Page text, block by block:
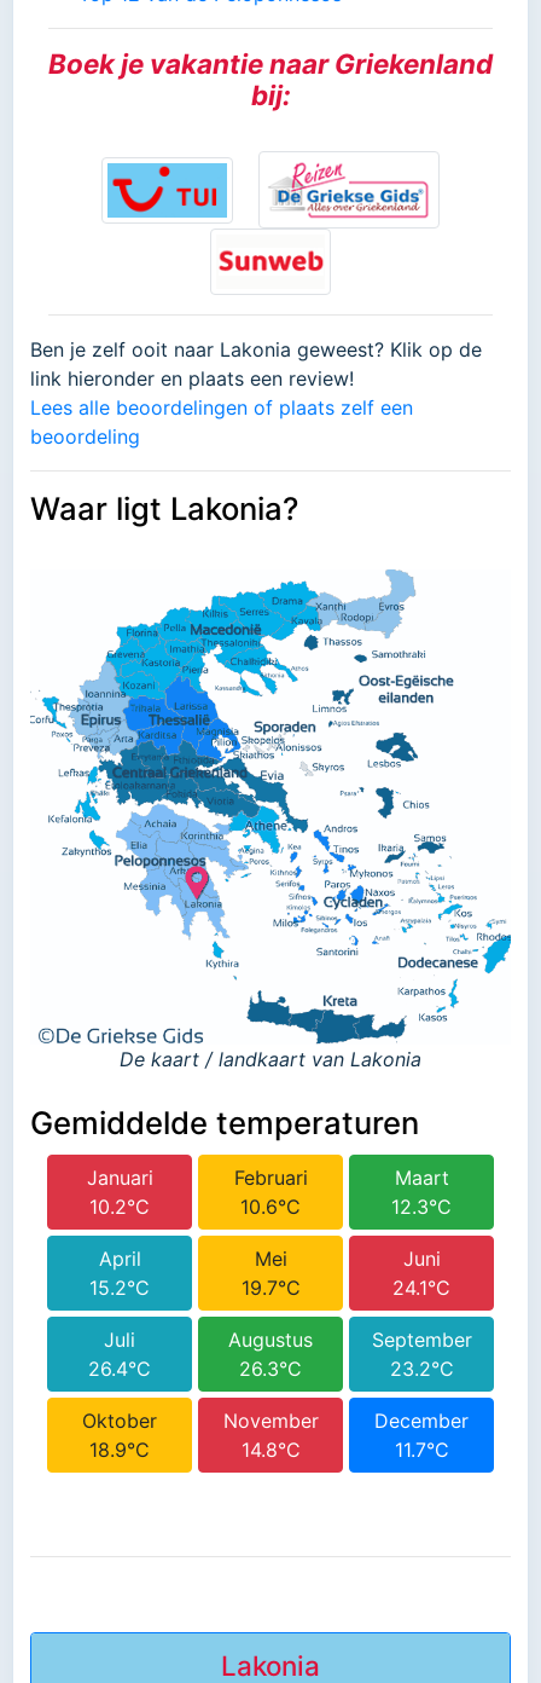
Boek je vakantie naar Griekenland
bij:
Ben je zelf ooit naar Lakonia geweest? Klik op de
link hieronder en plaats een review!
Lees alle beoordelingen of plaats zelf een
beoordeling
Waar ligt Lakonia?
De kaart / landkaart van Lakonia
Gemiddelde temperaturen
Januari
10.2°C
Februari
10.6°C
Maart
12.3°C
April
15.2°C
Mei
19.7°C
Juni
24.1°C
Juli
26.4°C
Augustus
26.3°C
September
23.2°C
Oktober
18.9°C
November
14.8°C
December
11.7°C
Lakonia